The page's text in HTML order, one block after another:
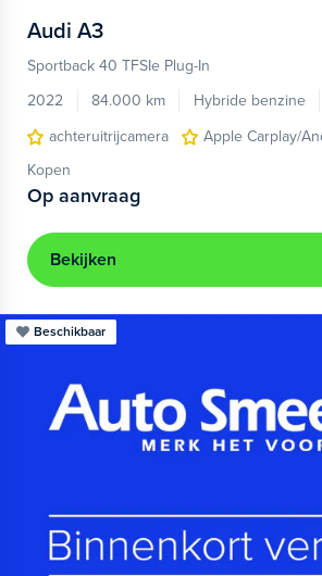
Audi A3
Sportback 40 TFSIe Plug-In
2022
84.000 km Hybride benzine
achteruitrijcamera
Apple Carplay/
Kopen
Op aanvraag
Bekijken
Beschikbaar